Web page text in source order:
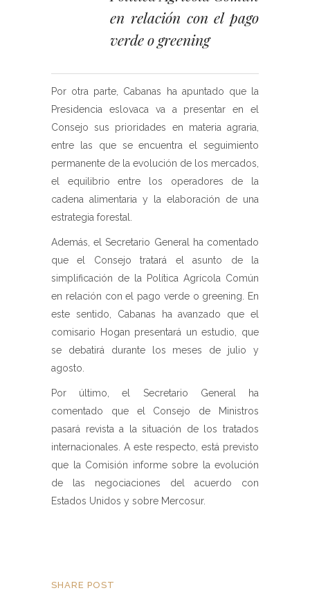
en relación con el pago
verde o greening
Por otra parte, Cabanas ha apuntado que la
Presidencia eslovaca va a presentar en el
Consejo sus prioridades en materia agraria,
entre las que se encuentra el seguimiento
permanente de la evolución de los mercados,
el equilibrio entre los operadores de la
cadena alimentaria y la elaboración de una
estrategia forestal.
Además, el Secretario General ha comentado
que el Consejo tratará el asunto de la
simplificación de la Política Agrícola Común
en relación con el pago verde o greening. En
este sentido, Cabanas ha avanzado que el
comisario Hogan presentará un estudio, que
se debatirá durante los meses de julio y
agosto.
Por último, el Secretario General ha
comentado que el Consejo de Ministros
pasará revista a la situación de los tratados
internacionales. A este respecto, está previsto
que la Comisión informe sobre la evolución
de las negociaciones del acuerdo con
Estados Unidos y sobre Mercosur.
SHARE POST